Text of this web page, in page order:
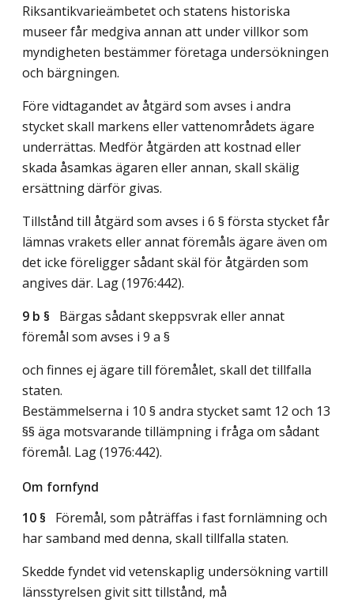
Riksantikvarieämbetet och statens historiska
museer får medgiva annan att under villkor som
myndigheten bestämmer företaga undersökningen
och bärgningen.
Före vidtagandet av åtgärd som avses i andra
stycket skall markens eller vattenområdets ägare
underrättas. Medför åtgärden att kostnad eller
skada åsamkas ägaren eller annan, skall skälig
ersättning därför givas.
Tillstånd till åtgärd som avses i 6 § första stycket får
lämnas vrakets eller annat föremåls ägare även om
det icke föreligger sådant skäl för åtgärden som
angives där. Lag (1976:442).
9 b § Bärgas sådant skeppsvrak eller annat
föremål som avses i 9 a §
och finnes ej ägare till föremålet, skall det tillfalla
staten.
Bestämmelserna i 10 § andra stycket samt 12 och 13
§§ äga motsvarande tillämpning i fråga om sådant
föremål. Lag (1976:442).
Om fornfynd
10 § Föremål, som påträffas i fast fornlämning och
har samband med denna, skall tillfalla staten.
Skedde fyndet vid vetenskaplig undersökning vartill
länsstyrelsen givit sitt tillstånd, må